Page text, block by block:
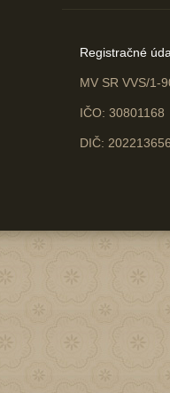
Registračné
MV SR VVS/1-
IČO: 30801168
DIČ: